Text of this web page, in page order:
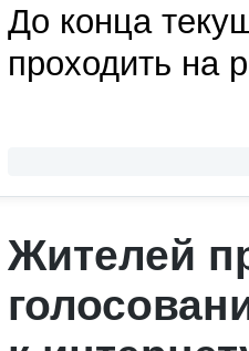
До конца
проходить на
Жителей